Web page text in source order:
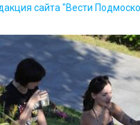
сайта "Вести